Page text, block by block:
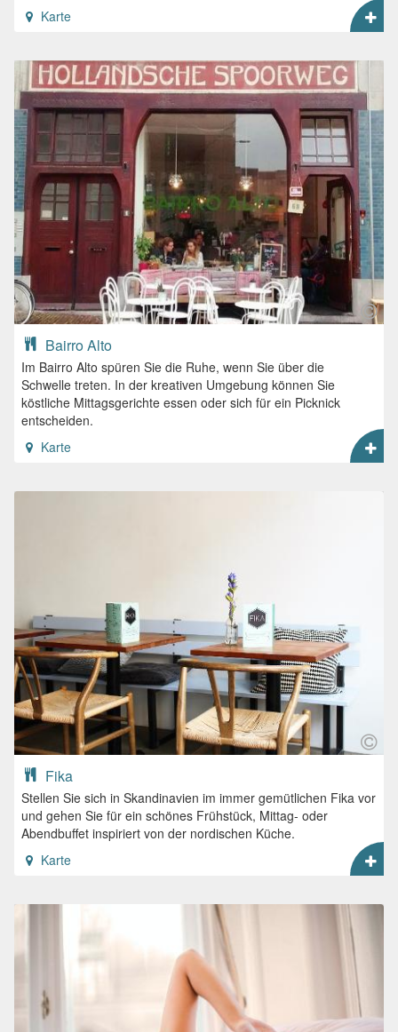
Karte
Bairro Alto
Im Bairro Alto spüren Sie die Ruhe, wenn Sie über die
Schwelle treten. In der kreativen Umgebung können Sie
köstliche Mittagsgerichte essen oder sich für ein Picknick
entscheiden.
Karte
Fika
Stellen Sie sich in Skandinavien im immer gemütlichen Fika vor
und gehen Sie für ein schönes Frühstück, Mittag- oder
Abendbuffet inspiriert von der nordischen Küche.
Karte